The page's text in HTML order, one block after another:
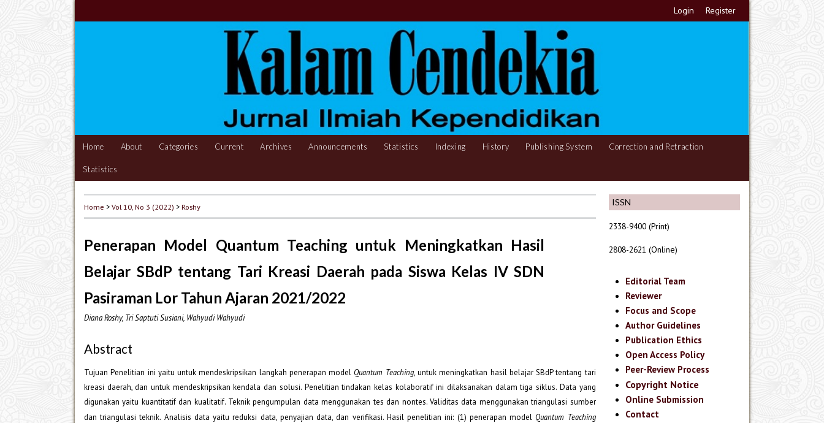
Login Register
Home About Categories Current Archives Announcements Statistics Indexing History Publishing System Correction and Retraction
Statistics
ISSN
2338-9400 (Print)
2808-2621 (Online)
Editorial Team
Reviewer
Focus and Scope
Author Guidelines
Publication Ethics
Open Access Policy
Peer-Review Process
Copyright Notice
Online Submission
Contact
Home >Vol 10, No 3 (2022) >Roshy
Penerapan Model Quantum Teaching untuk Meningkatkan Hasil
Belajar SBdP tentang Tari Kreasi Daerah pada Siswa Kelas IV SDN
Pasiraman Lor Tahun Ajaran 2021/2022
Diana Roshy, Tri Saptuti Susiani, Wahyudi Wahyudi
Abstract
Tujuan Penelitian ini yaitu untuk mendeskripsikan langkah penerapan model Quantum Teaching, untuk meningkatkan hasil belajar SBdP tentang tari
kreasi daerah, dan untuk mendeskripsikan kendala dan solusi. Penelitian tindakan kelas kolaboratif ini dilaksanakan dalam tiga siklus. Data yang
digunakan yaitu kuantitatif dan kualitatif. Teknik pengumpulan data menggunakan tes dan nontes. Validitas data menggunakan triangulasi sumber
dan triangulasi teknik. Analisis data yaitu reduksi data, penyajian data, dan verifikasi. Hasil penelitian ini: (1) penerapan model Quantum Teaching